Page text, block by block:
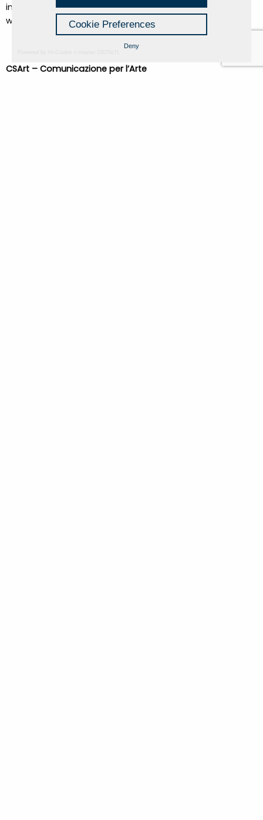
info@fondazionedinozoli.com
www.fondazionedinozoli.com
CSArt – Comunicazione per l’Arte
Cookie Preferences
Deny